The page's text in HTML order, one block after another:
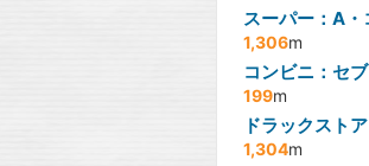
スーパー：A
1,306m
コンビニ：セ
199m
ドラックスト
1,304m